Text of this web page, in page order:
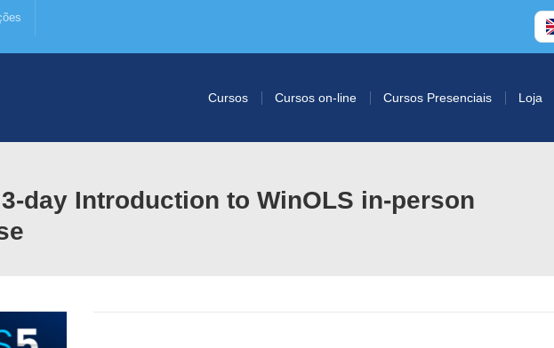
Cursos Cursos on-line Cursos Presenciais Loja
day Introduction to WinOLS in-person